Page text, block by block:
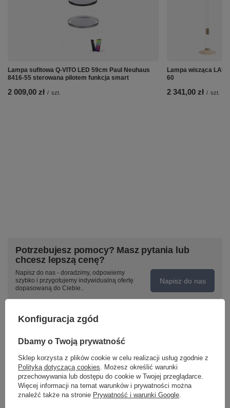
Lampa sufitowa Q-VITO LED 59cm Paul Neuhaus
8416-55 sterowana pilotem funkcja smart
2 009,00 zł / szt.
Lampa wisząca
60
2 341,00 zł / szt.
Potrzebujesz pomocy? Masz pytania lub
chcesz lepszą cenę?
Napisz do nas - doradzimy, odpowiemy
szybko i przygotujemy indywidualną ofertę
dopasowaną do Ciebie..
Napisz do nas
Napisz swoją opinię
Twoja ocena:
Konfiguracja zgód
Dbamy o Twoją prywatność
Sklep korzysta z plików cookie w celu realizacji usług zgodnie z
Polityką dotyczącą cookies . Możesz określić warunki
przechowywania lub dostępu do cookie w Twojej przeglądarce.
Więcej informacji na temat warunków i prywatności można
znaleźć także na stronie Prywatność i warunki Google